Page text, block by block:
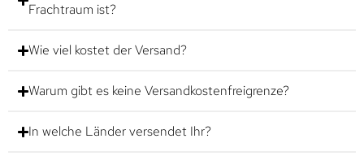
Frachtraum ist?
Wie viel kostet der Versand?
Warum gibt es keine Versandkostenfreigrenze?
In welche Länder versendet Ihr?